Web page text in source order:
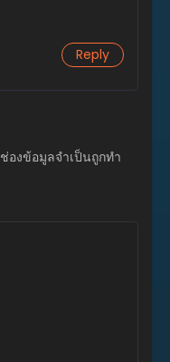
Reply
ช่องข้อมูลจำเป็นถูกทำ